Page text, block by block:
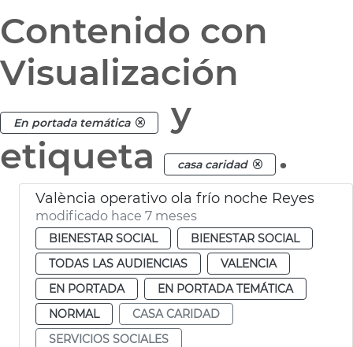
Contenido con
Visualización
En portada temática
y
etiqueta
casa caridad .
València operativo ola frío noche Reyes
modificado hace 7 meses
BIENESTAR SOCIAL
BIENESTAR SOCIAL
TODAS LAS AUDIENCIAS
VALENCIA
EN PORTADA
EN PORTADA TEMÁTICA
NORMAL
CASA CARIDAD
SERVICIOS SOCIALES